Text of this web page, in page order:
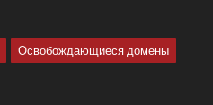
Освобождающиеся домены